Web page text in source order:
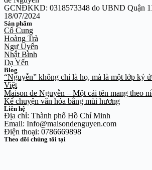
GCNĐKKD: 0318573348 do UBND Quận
18/07/2024
Sản phẩm
Cố Cung
Hoàng Trà
Ngự Uyển
Nhật Bình
Dạ Yến
Blog
“Nguyễn” không chỉ là họ, mà là một lớp ký
Việt
Maison de Nguyễn – Một cái tên mang theo
Kể chuyện văn hóa bằng mùi hương
Liên hệ
Địa chỉ: Thành phố Hồ Chí Minh
Email: Info@maisondenguyen.com
Điện thoại: 0786669898
Theo dõi chúng tôi tại